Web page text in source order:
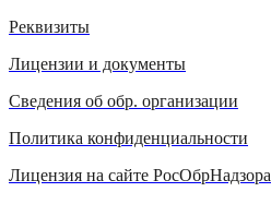
Реквизиты
Лицензии и документы
Сведения об обр. организации
Политика конфиденциальности
Лицензия на сайте РосОбрНадзора